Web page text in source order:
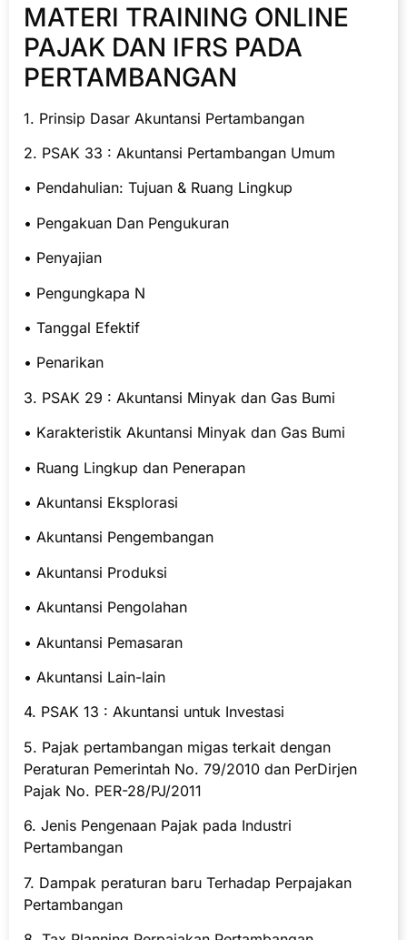
MATERI TRAINING ONLINE
PAJAK DAN IFRS PADA
PERTAMBANGAN
1. Prinsip Dasar Akuntansi Pertambangan
2. PSAK 33 : Akuntansi Pertambangan Umum
• Pendahulian: Tujuan & Ruang Lingkup
• Pengakuan Dan Pengukuran
• Penyajian
• Pengungkapa N
• Tanggal Efektif
• Penarikan
3. PSAK 29 : Akuntansi Minyak dan Gas Bumi
• Karakteristik Akuntansi Minyak dan Gas Bumi
• Ruang Lingkup dan Penerapan
• Akuntansi Eksplorasi
• Akuntansi Pengembangan
• Akuntansi Produksi
• Akuntansi Pengolahan
• Akuntansi Pemasaran
• Akuntansi Lain-lain
4. PSAK 13 : Akuntansi untuk Investasi
5. Pajak pertambangan migas terkait dengan
Peraturan Pemerintah No. 79/2010 dan PerDirjen
Pajak No. PER-28/PJ/2011
6. Jenis Pengenaan Pajak pada Industri
Pertambangan
7. Dampak peraturan baru Terhadap Perpajakan
Pertambangan